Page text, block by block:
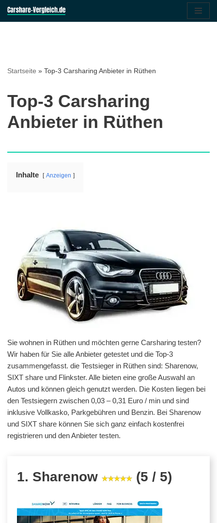
Startseite » Top-3 Carsharing Anbieter in Rüthen
Top-3 Carsharing
Anbieter in Rüthen
Inhalte Anzeigen
Sie wohnen in Rüthen und möchten gerne Carsharing testen?
Wir haben für Sie alle Anbieter getestet und die Top-3
zusammengefasst. die Testsieger in Rüthen sind: Sharenow,
SIXT share und Flinkster. Alle bieten eine große Auswahl an
Autos und können gleich genutzt werden. Die Kosten liegen bei
den Testsiegern zwischen 0,03 – 0,31 Euro / min und sind
inklusive Vollkasko, Parkgebühren und Benzin. Bei Sharenow
und SIXT share können Sie sich ganz einfach kostenfrei
registrieren und den Anbieter testen.
1. Sharenow (5 / 5)